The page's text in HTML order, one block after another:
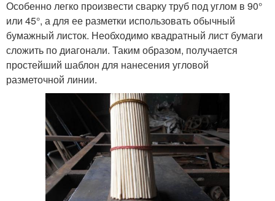
Особенно легко произвести сварку труб под углом в 90°
или 45°, а для ее разметки использовать обычный
бумажный листок. Необходимо квадратный лист бумаги
сложить по диагонали. Таким образом, получается
простейший шаблон для нанесения угловой
разметочной линии.